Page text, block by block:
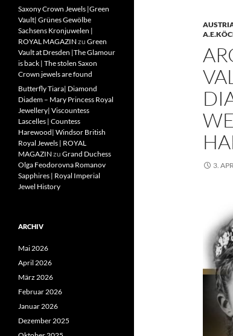
3.
Saxony Crown Jewels |Green
Vault| Grünes Gewölbe
Sachsens Kronjuwelen |
ROYAL MAGAZIN zu Green
Vault at Dresden |The Glamour
is back | The stolen Saxon
Crown jewels are found
Butterfly Tiara| Diamond
Diadem – Mary Princess Royal
Jewellery| Viscountess
Lascelles | Countess
Harewood| Windsor British
Royal Jewels | ROYAL
MAGAZIN zu Grand Duchess
Olga Feodorovna Romanov
Sapphires | Royal Imperial
Jewel History
ARCHIV
Mai 2026
April 2026
März 2026
Februar 2026
Januar 2026
Dezember 2025